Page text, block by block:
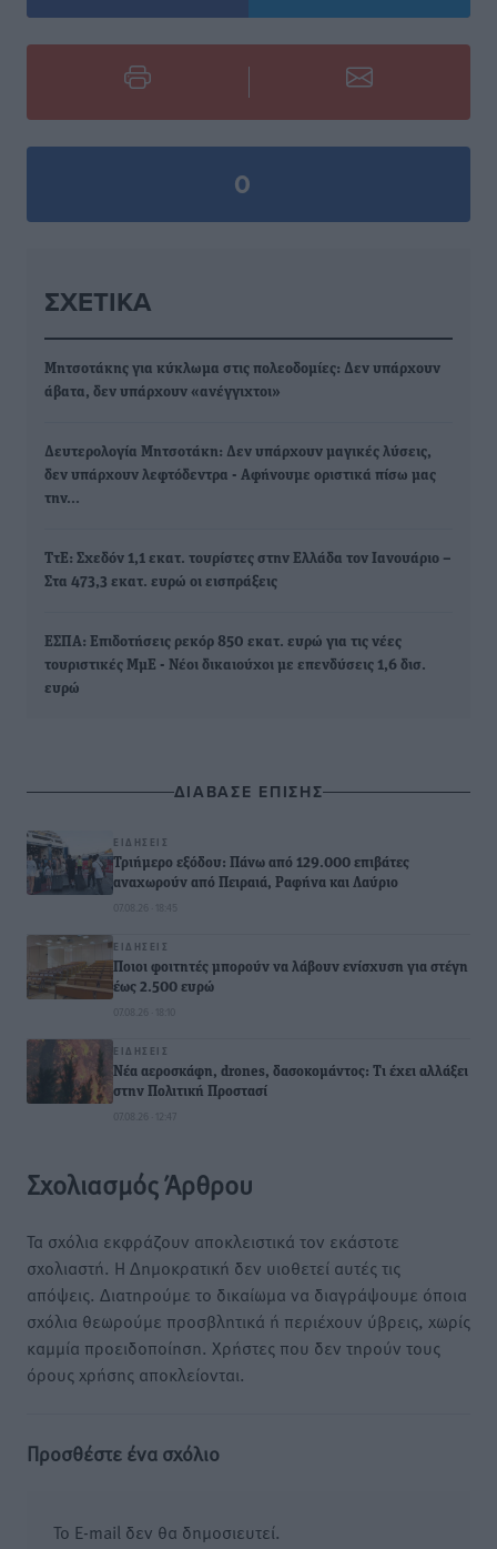
0
ΣΧΕΤΙΚΆ
Μητσοτάκης για κύκλωμα στις πολεοδομίες: Δεν υπάρχουν
άβατα, δεν υπάρχουν «ανέγγιχτοι»
Δευτερολογία Μητσοτάκη: Δεν υπάρχουν μαγικές λύσεις,
δεν υπάρχουν λεφτόδεντρα - Αφήνουμε οριστικά πίσω μας
την…
ΤτΕ: Σχεδόν 1,1 εκατ. τουρίστες στην Ελλάδα τον Ιανουάριο –
Στα 473,3 εκατ. ευρώ οι εισπράξεις
ΕΣΠΑ: Επιδοτήσεις ρεκόρ 850 εκατ. ευρώ για τις νέες
τουριστικές ΜμΕ - Νέοι δικαιούχοι με επενδύσεις 1,6 δισ.
ευρώ
ΔΙΑΒΑΣΕ ΕΠΙΣΗΣ
ΕΙΔΉΣΕΙΣ
Τριήμερο εξόδου: Πάνω από 129.000 επιβάτες
αναχωρούν από Πειραιά, Ραφήνα και Λαύριο
07.08.26 · 18:45
ΕΙΔΉΣΕΙΣ
Ποιοι φοιτητές μπορούν να λάβουν ενίσχυση για στέγη
έως 2.500 ευρώ
07.08.26 · 18:10
ΕΙΔΉΣΕΙΣ
Νέα αεροσκάφη, drones, δασοκομάντος: Τι έχει αλλάξει
στην Πολιτική Προστασί
07.08.26 · 12:47
Σχολιασμός Άρθρου
Τα σχόλια εκφράζουν αποκλειστικά τον εκάστοτε
σχολιαστή. Η Δημοκρατική δεν υιοθετεί αυτές τις
απόψεις. Διατηρούμε το δικαίωμα να διαγράψουμε όποια
σχόλια θεωρούμε προσβλητικά ή περιέχουν ύβρεις, χωρίς
καμμία προειδοποίηση. Χρήστες που δεν τηρούν τους
όρους χρήσης αποκλείονται.
Προσθέστε ένα σχόλιο
Το E-mail δεν θα δημοσιευτεί.